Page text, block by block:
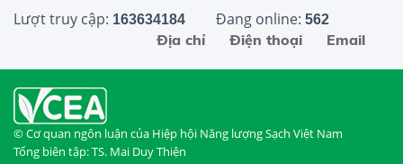
Lượt truy cập: 163634184 Đang online: 562
Email
Điện thoại
Địa chỉ
© Cơ quan ngôn luận của Hiệp hội Năng lượng Sạch Việt Nam
Tổng biên tập: TS. Mai Duy Thiện